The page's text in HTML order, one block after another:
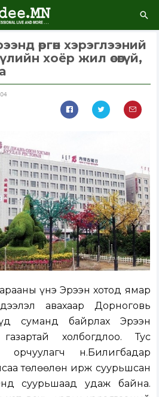
өргөн хэрэглээний
хоёр жил өсөөгүй,
үнэ Эрээн хотод ямар
авахаар Дорноговь
суманд байрлах Эрээн
холбогдлоо. Тус
орчуулагч н.Билигбадар
төлөөлөн ирж суурьшсан
суурьшаад удаж байна.